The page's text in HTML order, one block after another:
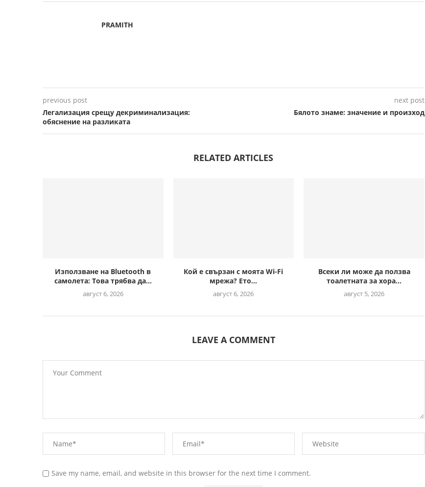
PRAMITH
previous post
Легализация срещу декриминализация:
обяснение на разликата
next post
Бялото знаме: значение и произход
RELATED ARTICLES
Използване на Bluetooth в
самолета: Това трябва да...
август 6, 2026
Кой е свързан с моята Wi-Fi
мрежа? Ето...
август 6, 2026
Всеки ли може да ползва
тоалетната за хора...
август 5, 2026
LEAVE A COMMENT
Save my name, email, and website in this browser for the next time I comment.